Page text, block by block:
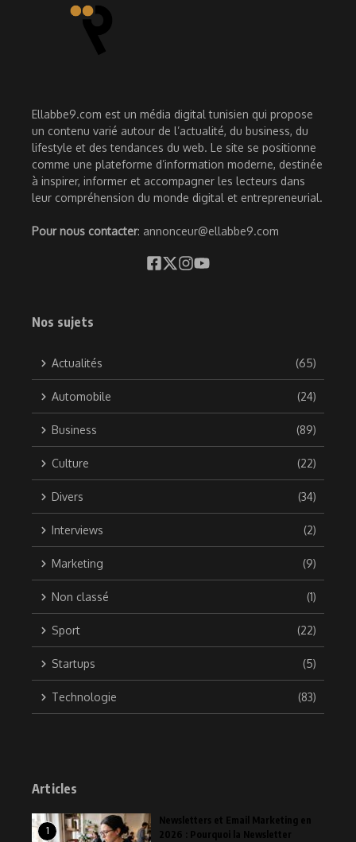
Ellabbe9.com est un média digital tunisien qui propose
un contenu varié autour de l’actualité, du business, du
lifestyle et des tendances du web. Le site se positionne
comme une plateforme d’information moderne, destinée
à inspirer, informer et accompagner les lecteurs dans
leur compréhension du monde digital et entrepreneurial.
Pour nous contacter: annonceur@ellabbe9.com
Nos sujets
Actualités (65)
Automobile (24)
Business (89)
Culture (22)
Divers (34)
Interviews (2)
Marketing (9)
Non classé (1)
Sport (22)
Startups (5)
Technologie (83)
Articles
1
Newsletters et Email Marketing en
2026 : Pourquoi la Newsletter